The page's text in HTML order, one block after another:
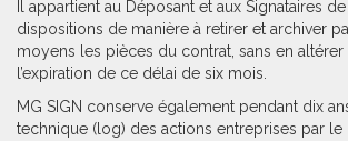
Il appartient au Déposant et aux Signataires
dispositions de manière à retirer et archiver
moyens les pièces du contrat, sans en altérer
l’expiration de ce délai de six mois.
MG SIGN conserve également pendant dix
technique (log) des actions entreprises par le